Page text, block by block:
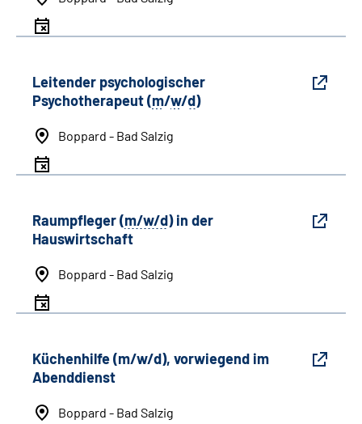
Leitender psychologischer
Psychotherapeut (m/w/d)
Boppard - Bad Salzig
Raumpfleger (m/w/d) in der
Hauswirtschaft
Boppard - Bad Salzig
Küchenhilfe (m/w/d), vorwiegend im
Abenddienst
Boppard - Bad Salzig